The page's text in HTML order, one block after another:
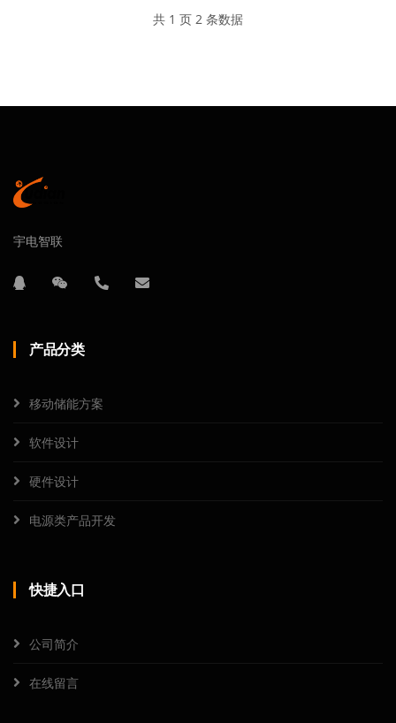
共 1 页 2 条数据
宇电智联
产品分类
移动储能方案
软件设计
硬件设计
电源类产品开发
快捷入口
公司简介
在线留言